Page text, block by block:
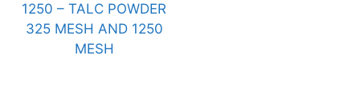
1250 – TALC POWDER
325 MESH AND 1250
MESH